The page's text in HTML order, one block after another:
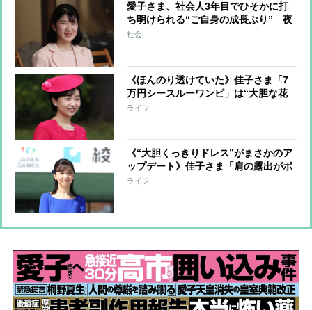
愛子さま、社会人3年目でひそかに打
ち明けられる“ご自身の成長ぶり” 夜
型生活を改め「朝、余裕をもって起き
社会
《ほんのり透けていた》佳子さま「7
万円シースルーワンピ」は“大胆な花
柄”で「自由にエモーショナルに」が
ライフ
《“大胆くっきりドレス”がまさかのア
ップデート》佳子さま「肩の露出がポ
イント」ワンピースに加えられてい
ライフ